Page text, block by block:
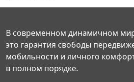
В современном динамичном
это гарантия свободы
мобильности и личного
в полном порядке.